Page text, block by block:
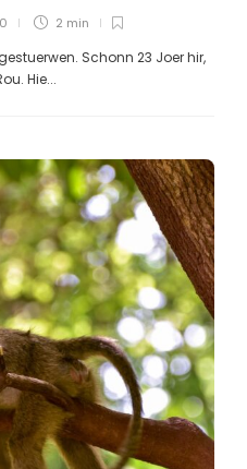
0 2 min
Schonn 23 Joer hir,
Hie...